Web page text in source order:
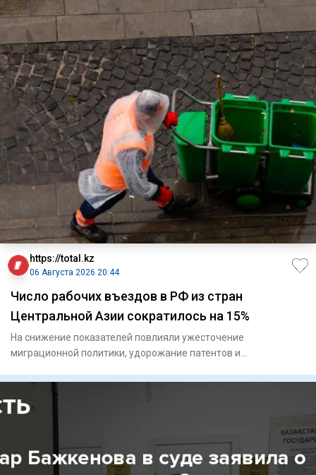
https://total.kz
06 Августа 2026 20:44
Число рабочих въездов в РФ из стран
Центральной Азии сократилось на 15%
На снижение показателей повлияли ужесточение
миграционной политики, удорожание патентов и